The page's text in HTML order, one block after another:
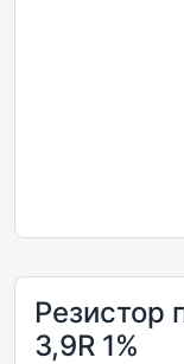
Резистор
3,9R 1%